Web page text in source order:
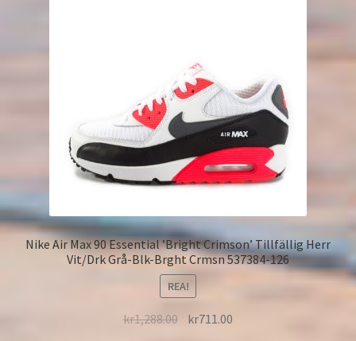
Nike Air Max 90 Essential ’Bright Crimson’ Tillfällig Herr
Vit/Drk Grå-Blk-Brght Crmsn 537384-126
REA!
kr1,288.00 kr711.00